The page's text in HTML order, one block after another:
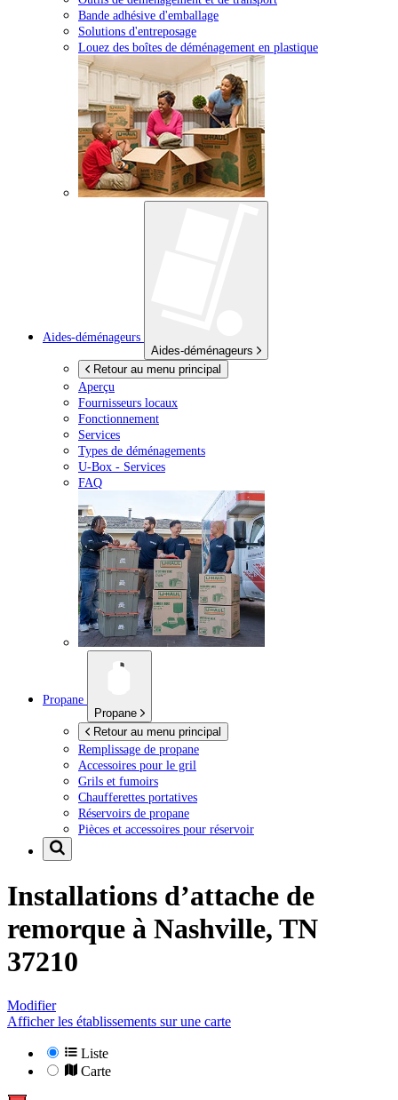
Bande adhésive d'emballage
Solutions d'entreposage
Louez des boîtes de déménagement en plastique
Aides-déménageurs
Aides-déménageurs
Retour au menu principal
Aperçu
Fournisseurs locaux
Fonctionnement
Services
Types de déménagements
U-Box - Services
FAQ
Propane
Propane
Retour au menu principal
Remplissage de propane
Accessoires pour le gril
Grils et fumoirs
Chaufferettes portatives
Réservoirs de propane
Pièces et accessoires pour réservoir
Installations d’attache de
remorque à Nashville, TN
37210
Modifier
Afficher les établissements sur une carte
Liste
Carte